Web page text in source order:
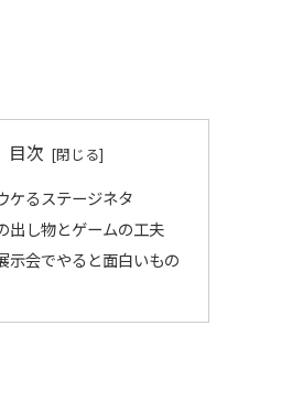
目次
ケるステージネタ
出し物とゲームの工夫
示会でやると面白いもの